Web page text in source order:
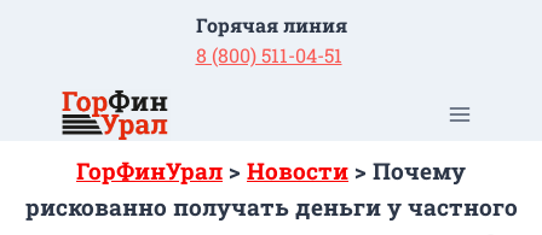
содержимому
Горячая линия
8 (800) 511-04-51
ГорФинУрал > Новости > Почему
рискованно получать деньги у частного